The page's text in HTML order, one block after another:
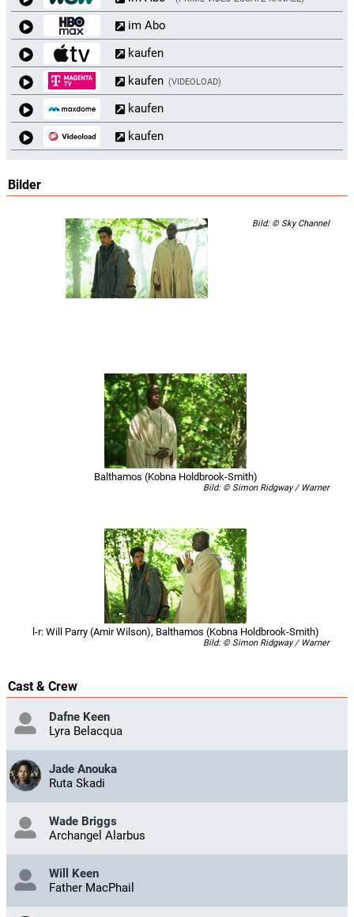
im Abo
kaufen
kaufen
VIDEOLOAD
kaufen
kaufen
Bilder
Bild: © Sky Channel
Balthamos (Kobna Holdbrook-Smith)
Bild: © Simon Ridgway / Warner
l-r: Will Parry (Amir Wilson), Balthamos (Kobna Holdbrook-Smith)
Bild: © Simon Ridgway / Warner
Cast & Crew
Dafne Keen
Lyra Belacqua
Jade Anouka
Ruta Skadi
Wade Briggs
Archangel Alarbus
Will Keen
Father MacPhail